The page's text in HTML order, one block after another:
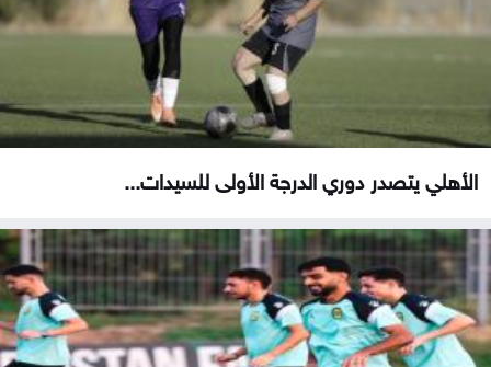
الأهلي يتصدر دوري الدرجة الأولى للسيدات...